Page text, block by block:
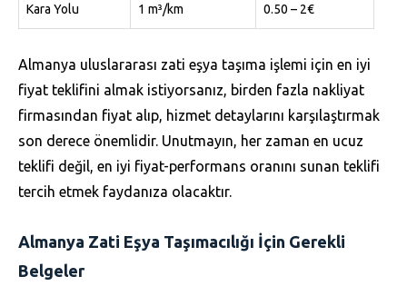
Kara Yolu 1 m³/km 0.50 – 2€
Almanya uluslararası zati eşya taşıma işlemi için en iyi
fiyat teklifini almak istiyorsanız, birden fazla nakliyat
firmasından fiyat alıp, hizmet detaylarını karşılaştırmak
son derece önemlidir. Unutmayın, her zaman en ucuz
teklifi değil, en iyi fiyat-performans oranını sunan teklifi
tercih etmek faydanıza olacaktır.
Almanya Zati Eşya Taşımacılığı İçin Gerekli
Belgeler